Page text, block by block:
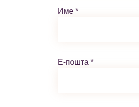
Име *
Е-пошта *